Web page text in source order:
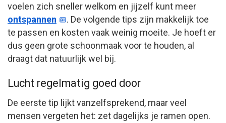
voelen zich sneller welkom en jijzelf kunt meer
ontspannen
. De volgende tips zijn makkelijk toe
te passen en kosten vaak weinig moeite. Je hoeft er
dus geen grote schoonmaak voor te houden, al
draagt dat natuurlijk wel bij.
Lucht regelmatig goed door
De eerste tip lijkt vanzelfsprekend, maar veel
mensen vergeten het: zet dagelijks je ramen open.